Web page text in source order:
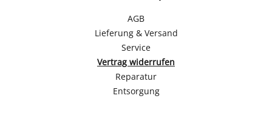
AGB
Lieferung & Versand
Service
Vertrag widerrufen
Reparatur
Entsorgung